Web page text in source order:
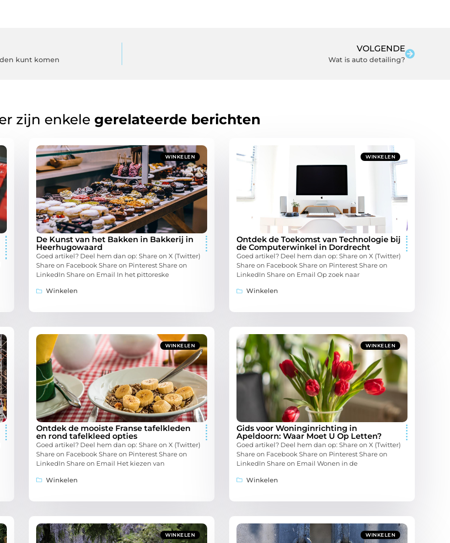
kunt komen
VOLGENDE
Wat is auto detailing?
zijn enkele gerelateerde berichten
WINKELEN
De Kunst van het Bakken in Bakkerij in
Heerhugowaard
Goed artikel? Deel hem dan op: Share on X (Twitter)
Share on Facebook Share on Pinterest Share on
LinkedIn Share on Email In het pittoreske
Winkelen
WINKELEN
Ontdek de Toekomst van Technologie bij
de Computerwinkel in Dordrecht
Goed artikel? Deel hem dan op: Share on X (Twitter)
Share on Facebook Share on Pinterest Share on
LinkedIn Share on Email Op zoek naar
Winkelen
WINKELEN
Ontdek de mooiste Franse tafelkleden
en rond tafelkleed opties
Goed artikel? Deel hem dan op: Share on X (Twitter)
Share on Facebook Share on Pinterest Share on
LinkedIn Share on Email Het kiezen van
Winkelen
WINKELEN
Gids voor Woninginrichting in
Apeldoorn: Waar Moet U Op Letten?
Goed artikel? Deel hem dan op: Share on X (Twitter)
Share on Facebook Share on Pinterest Share on
LinkedIn Share on Email Wonen in de
Winkelen
WINKELEN WINKELEN